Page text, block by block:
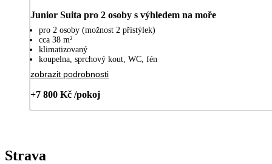
Junior Suita pro 2 osoby s výhledem na moře
pro 2 osoby (možnost 2 přistýlek)
cca 38 m²
klimatizovaný
koupelna, sprchový kout, WC, fén
zobrazit podrobnosti
+7 800 Kč /pokoj
Strava